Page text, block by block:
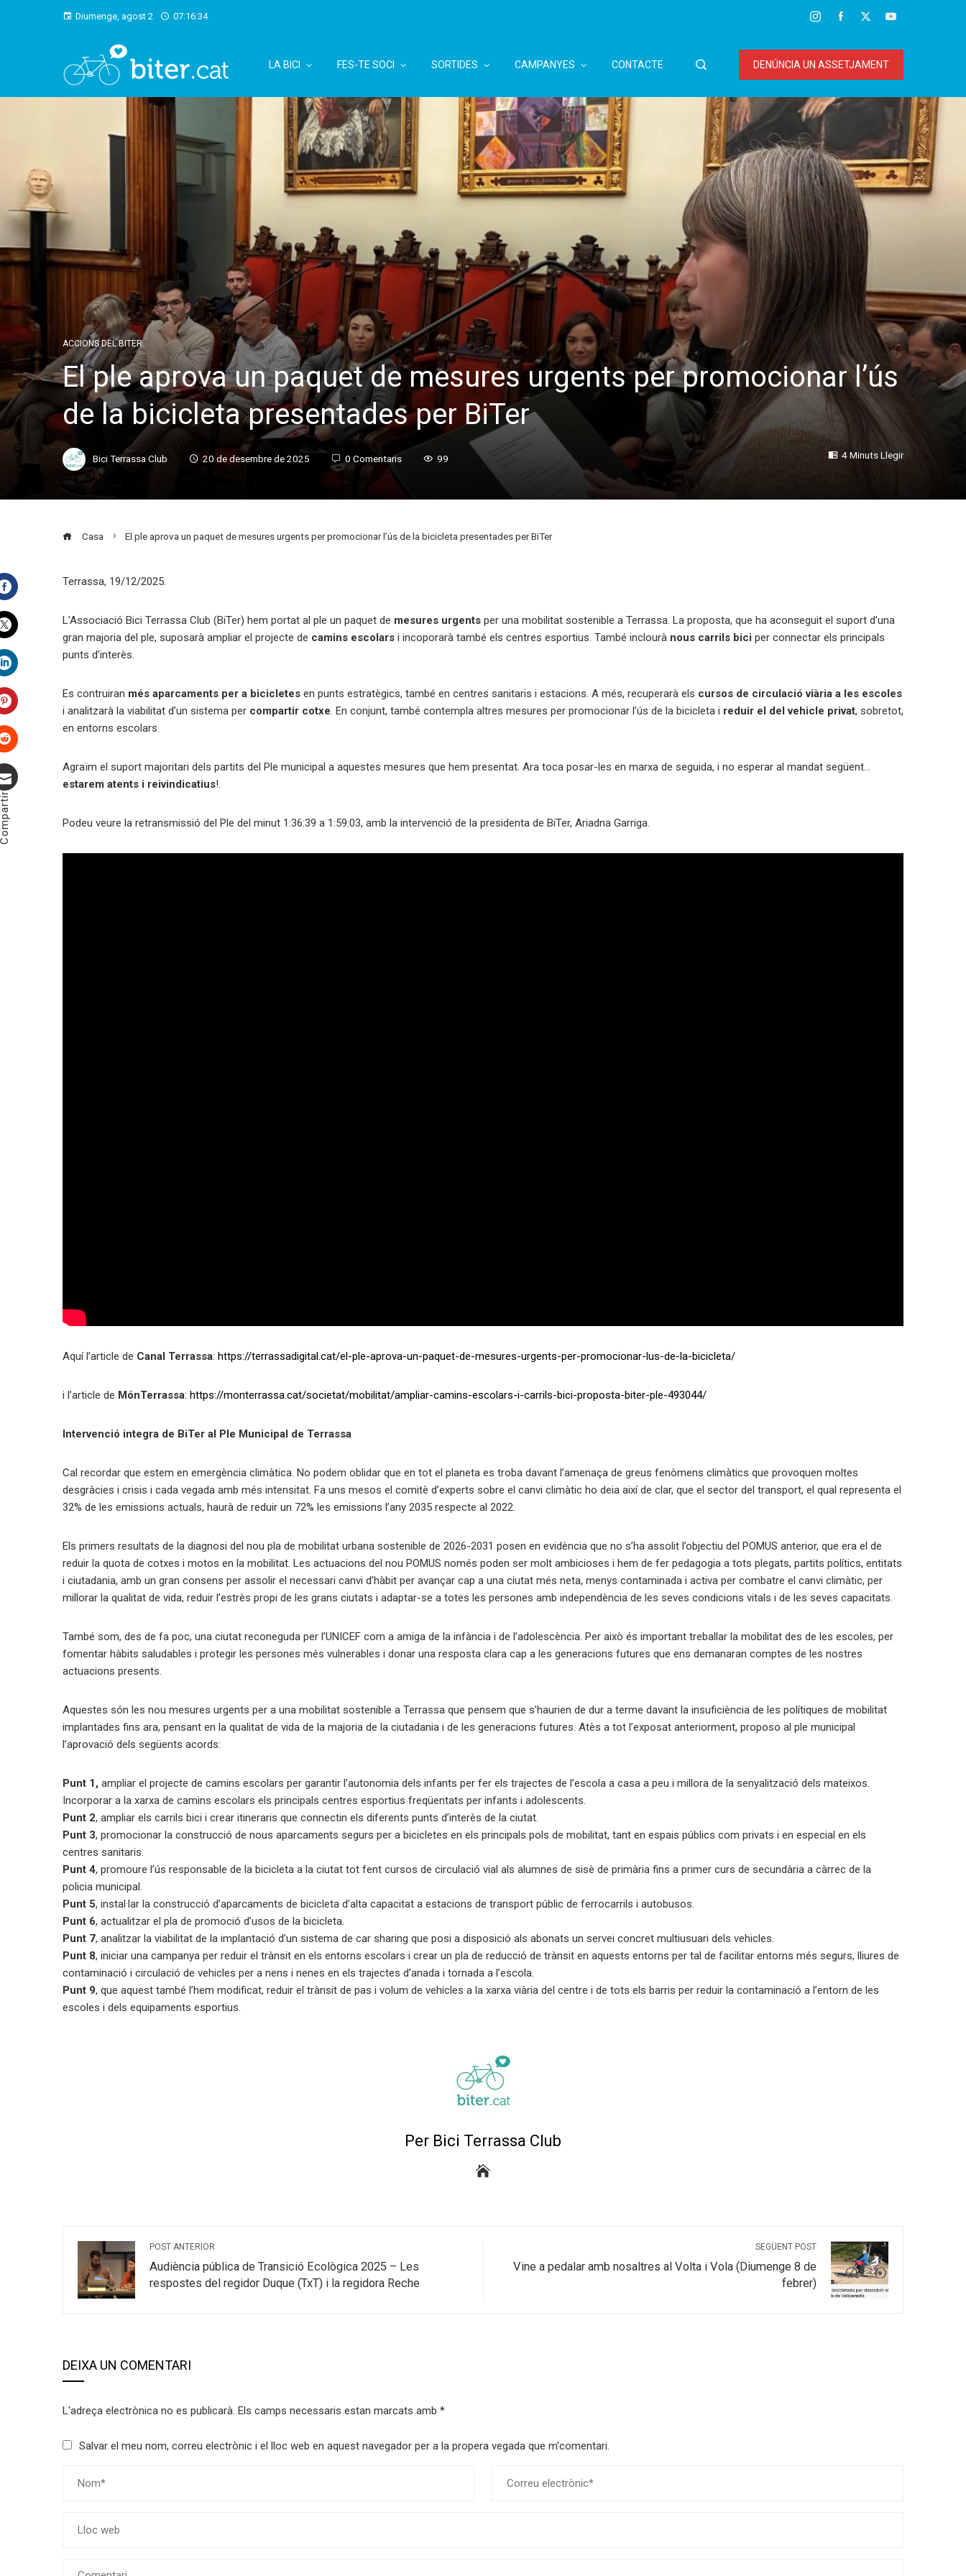
Diumenge, agost 2 07:16:35
LA BICI FES-TE SOCI SORTIDES CAMPANYES CONTACTE DENÚNCIA UN ASSETJAMENT
ACCIONS DEL BITER
El ple aprova un paquet de mesures urgents per promocionar l’ús
de la bicicleta presentades per BiTer
Bici Terrassa Club 20 de desembre de 2025 0 Comentaris 99 4 Minuts Llegir
Casa El ple aprova un paquet de mesures urgents per promocionar l’ús de la bicicleta presentades per BiTer
Facebook
Twitter
LinkedIn
Pinterest
Stumbleupon
Correu
electrònic
Terrassa, 19/12/2025.
L’Associació Bici Terrassa Club (BiTer) hem portat al ple un paquet de mesures urgents per una mobilitat sostenible a Terrassa. La proposta, que ha aconseguit el suport d’una
gran majoria del ple, suposarà ampliar el projecte de camins escolars i incoporarà també els centres esportius. També inclourà nous carrils bici per connectar els principals
punts d’interès.
Es contruiran més aparcaments per a bicicletes en punts estratègics, també en centres sanitaris i estacions. A més, recuperarà els cursos de circulació viària a les escoles
i analitzarà la viabilitat d’un sistema per compartir cotxe. En conjunt, també contempla altres mesures per promocionar l’ús de la bicicleta i reduir el del vehicle privat, sobretot,
en entorns escolars.
Agraïm el suport majoritari dels partits del Ple municipal a aquestes mesures que hem presentat. Ara toca posar-les en marxa de seguida, i no esperar al mandat següent…
estarem atents i reivindicatius!.
Podeu veure la retransmissió del Ple del minut 1:36:39 a 1:59:03, amb la intervenció de la presidenta de BiTer, Ariadna Garriga.
Aquí l’article de Canal Terrassa: https://terrassadigital.cat/el-ple-aprova-un-paquet-de-mesures-urgents-per-promocionar-lus-de-la-bicicleta/
i l’article de MónTerrassa: https://monterrassa.cat/societat/mobilitat/ampliar-camins-escolars-i-carrils-bici-proposta-biter-ple-493044/
Intervenció integra de BiTer al Ple Municipal de Terrassa
Cal recordar que estem en emergència climàtica. No podem oblidar que en tot el planeta es troba davant l’amenaça de greus fenòmens climàtics que provoquen moltes
desgràcies i crisis i cada vegada amb més intensitat. Fa uns mesos el comitè d’experts sobre el canvi climàtic ho deia així de clar, que el sector del transport, el qual representa el
32% de les emissions actuals, haurà de reduir un 72% les emissions l’any 2035 respecte al 2022.
Els primers resultats de la diagnosi del nou pla de mobilitat urbana sostenible de 2026-2031 posen en evidència que no s’ha assolit l’objectiu del POMUS anterior, que era el de
reduir la quota de cotxes i motos en la mobilitat. Les actuacions del nou POMUS només poden ser molt ambicioses i hem de fer pedagogia a tots plegats, partits polítics, entitats
i ciutadania, amb un gran consens per assolir el necessari canvi d’hàbit per avançar cap a una ciutat més neta, menys contaminada i activa per combatre el canvi climàtic, per
millorar la qualitat de vida, reduir l’estrès propi de les grans ciutats i adaptar-se a totes les persones amb independència de les seves condicions vitals i de les seves capacitats.
També som, des de fa poc, una ciutat reconeguda per l’UNICEF com a amiga de la infància i de l’adolescència. Per això és important treballar la mobilitat des de les escoles, per
fomentar hàbits saludables i protegir les persones més vulnerables i donar una resposta clara cap a les generacions futures que ens demanaran comptes de les nostres
actuacions presents.
Aquestes són les nou mesures urgents per a una mobilitat sostenible a Terrassa que pensem que s’haurien de dur a terme davant la insuficiència de les polítiques de mobilitat
implantades fins ara, pensant en la qualitat de vida de la majoria de la ciutadania i de les generacions futures. Atès a tot l’exposat anteriorment, proposo al ple municipal
l’aprovació dels següents acords:
Punt 1, ampliar el projecte de camins escolars per garantir l’autonomia dels infants per fer els trajectes de l’escola a casa a peu i millora de la senyalització dels mateixos.
Incorporar a la xarxa de camins escolars els principals centres esportius freqüentats per infants i adolescents.
Punt 2, ampliar els carrils bici i crear itineraris que connectin els diferents punts d’interès de la ciutat.
Punt 3, promocionar la construcció de nous aparcaments segurs per a bicicletes en els principals pols de mobilitat, tant en espais públics com privats i en especial en els
centres sanitaris.
Punt 4, promoure l’ús responsable de la bicicleta a la ciutat tot fent cursos de circulació vial als alumnes de sisè de primària fins a primer curs de secundària a càrrec de la
policia municipal.
Punt 5, instal·lar la construcció d’aparcaments de bicicleta d’alta capacitat a estacions de transport públic de ferrocarrils i autobusos.
Punt 6, actualitzar el pla de promoció d’usos de la bicicleta.
Punt 7, analitzar la viabilitat de la implantació d’un sistema de car sharing que posi a disposició als abonats un servei concret multiusuari dels vehicles.
Punt 8, iniciar una campanya per reduir el trànsit en els entorns escolars i crear un pla de reducció de trànsit en aquests entorns per tal de facilitar entorns més segurs, lliures de
contaminació i circulació de vehicles per a nens i nenes en els trajectes d’anada i tornada a l’escola.
Punt 9, que aquest també l’hem modificat, reduir el trànsit de pas i volum de vehicles a la xarxa viària del centre i de tots els barris per reduir la contaminació a l’entorn de les
escoles i dels equipaments esportius.
Per Bici Terrassa Club
POST ANTERIOR
Audiència pública de Transició Ecològica 2025 – Les
respostes del regidor Duque (TxT) i la regidora Reche
SEGÜENT POST
Vine a pedalar amb nosaltres al Volta i Vola (Diumenge 8 de
febrer)
DEIXA UN COMENTARI
L'adreça electrònica no es publicarà. Els camps necessaris estan marcats amb *
Salvar el meu nom, correu electrònic i el lloc web en aquest navegador per a la propera vegada que m'comentari.